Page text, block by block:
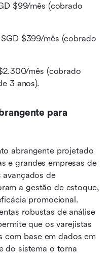
$99/mês (cobrado
$399/mês (cobrado
mês (cobrado
3 anos).
para
abrangente projetado
e grandes empresas de
avançados de
a gestão de estoque,
promocional.
robustas de análise
que os varejistas
com base em dados em
do sistema o torna